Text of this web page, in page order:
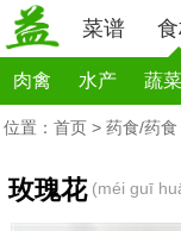
菜谱
肉禽 水产 蔬菜
位置： 首页 > 药食/药食
玫瑰花 (méi guī